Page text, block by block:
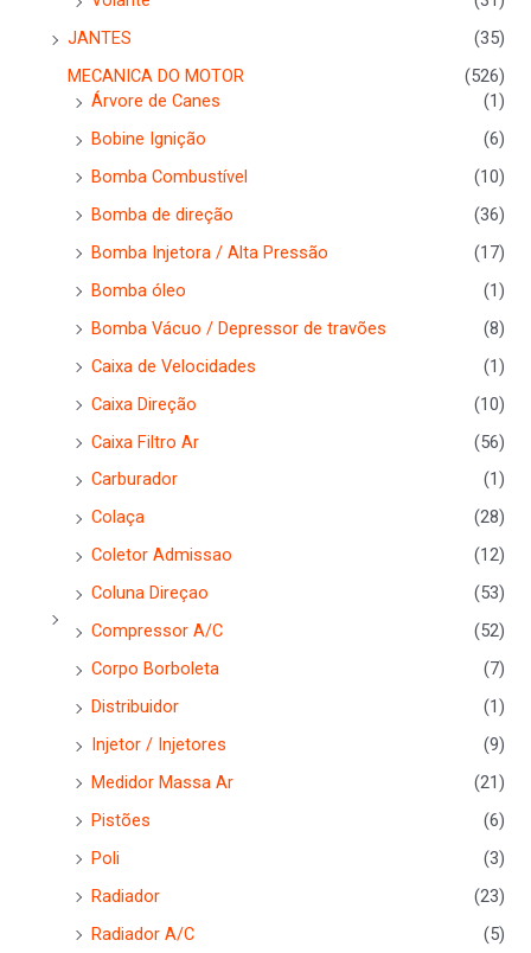
JANTES
(35)
MECANICA DO MOTOR
(526)
Árvore de Canes
(1)
Bobine Ignição
(6)
Bomba Combustível
(10)
Bomba de direção
(36)
Bomba Injetora / Alta Pressão
(17)
Bomba óleo
(1)
Bomba Vácuo / Depressor de travões
(8)
Caixa de Velocidades
(1)
Caixa Direção
(10)
Caixa Filtro Ar
(56)
Carburador
(1)
Colaça
(28)
Coletor Admissao
(12)
Coluna Direçao
(53)
Compressor A/C
(52)
Corpo Borboleta
(7)
Distribuidor
(1)
Injetor / Injetores
(9)
Medidor Massa Ar
(21)
Pistões
(6)
Poli
(3)
Radiador
(23)
Radiador A/C
(5)